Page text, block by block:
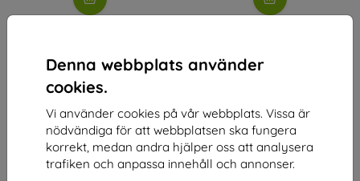
Denna webbplats använder
cookies.
Vi använder cookies på vår webbplats. Vissa är
nödvändiga för att webbplatsen ska fungera
korrekt, medan andra hjälper oss att analysera
trafiken och anpassa innehåll och annonser.
av totalt4.